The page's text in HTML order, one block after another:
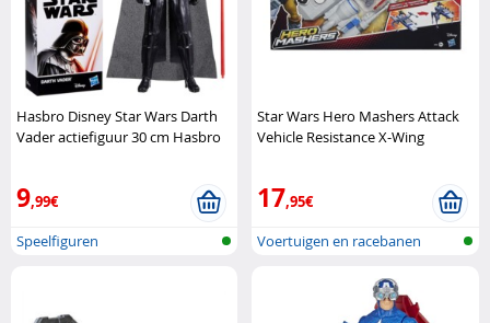
Hasbro Disney Star Wars Darth
Vader actiefiguur 30 cm Hasbro
9,99€
Speelfiguren
Star Wars Hero Mashers Attack
Vehicle Resistance X-Wing
17,95€
Voertuigen en racebanen